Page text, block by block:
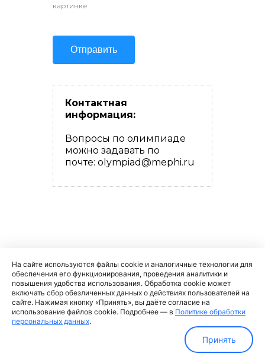
картинке.
Контактная
информация:
Вопросы по олимпиаде
можно задавать по
почте: olympiad@mephi.ru
На сайте используются файлы cookie и аналогичные технологии для
обеспечения его функционирования, проведения аналитики и
повышения удобства использования. Обработка cookie может
включать сбор обезличенных данных о действиях пользователей на
сайте. Нажимая кнопку «Принять», вы даёте согласие на
использование файлов cookie. Подробнее — в Политике обработки
персональных данных.
Принять